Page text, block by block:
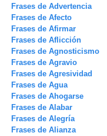
Frases de Advertencia
Frases de Afecto
Frases de Afirmar
Frases de Aflicción
Frases de Agnosticismo
Frases de Agravio
Frases de Agresividad
Frases de Agua
Frases de Ahogarse
Frases de Alabar
Frases de Alegría
Frases de Alianza